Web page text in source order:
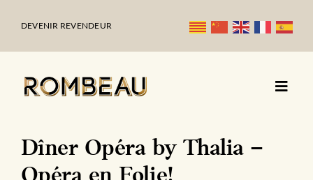
DEVENIR REVENDEUR
Dîner Opéra by Thalia –